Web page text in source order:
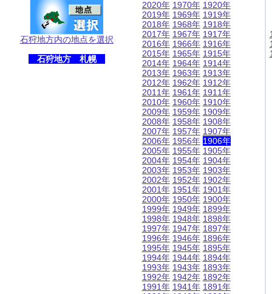
石狩地方内の地点を選択
石狩地方 札幌
2020年
2019年
2018年
2017年
2016年
2015年
2014年
2013年
2012年
2011年
2010年
2009年
2008年
2007年
2006年
2005年
2004年
2003年
2002年
2001年
2000年
1999年
1998年
1997年
1996年
1995年
1994年
1993年
1992年
1991年
1970年
1969年
1968年
1967年
1966年
1965年
1964年
1963年
1962年
1961年
1960年
1959年
1958年
1957年
1956年
1955年
1954年
1953年
1952年
1951年
1950年
1949年
1948年
1947年
1946年
1945年
1944年
1943年
1942年
1941年
1920年
1919年
1918年
1917年
1916年
1915年
1914年
1913年
1912年
1911年
1910年
1909年
1908年
1907年
1906年
1905年
1904年
1903年
1902年
1901年
1900年
1899年
1898年
1897年
1896年
1895年
1894年
1893年
1892年
1891年